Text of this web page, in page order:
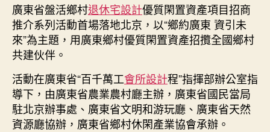
廣東省盤活鄉村退休宅設計優質閑置資產項目招商
推介系列活動首場落地北京，以“鄉約廣東 資引未
來”為主題，用廣東鄉村優質閑置資產招攬全國鄉村
共建伙伴。
活動在廣東省“百千萬工會所設計程”指揮部辦公室指
導下，由廣東省農業農村廳主辦，廣東省國民當局
駐北京辦事處、廣東省文明和游玩廳、廣東省天然
資源廳協辦，廣東省鄉村休閑產業協會承辦。